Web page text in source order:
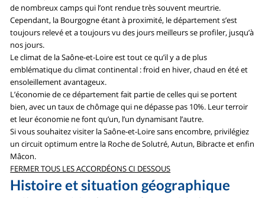
de nombreux camps qui l’ont rendue très souvent meurtrie.
Cependant, la Bourgogne étant à proximité, le département s’est
toujours relevé et a toujours vu des jours meilleurs se profiler, jusqu’à
nos jours.
Le climat de la Saône-et-Loire est tout ce qu’il y a de plus
emblématique du climat continental : froid en hiver, chaud en été et
ensoleillement avantageux.
L’économie de ce département fait partie de celles qui se portent
bien, avec un taux de chômage qui ne dépasse pas 10%. Leur terroir
et leur économie ne font qu’un, l’un dynamisant l’autre.
Si vous souhaitez visiter la Saône-et-Loire sans encombre, privilégiez
un circuit optimum entre la Roche de Solutré, Autun, Bibracte et enfin
Mâcon.
FERMER TOUS LES ACCORDÉONS CI DESSOUS
Histoire et situation géographique